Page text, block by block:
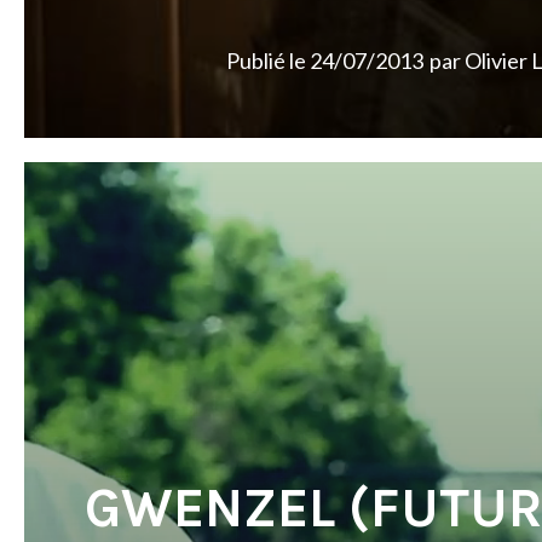
Publié le 24/07/2013 parOlivier
GWENZEL (FUTUR